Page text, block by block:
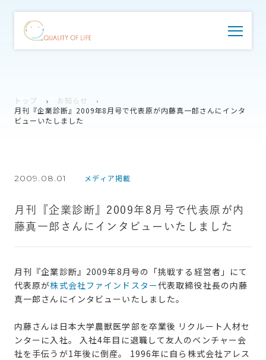
トップ
お知らせ
月刊『企業診断』2009年8月号で代表原が内藤真一郎さんにインタ
ビューいたしました
2009.08.01 メディア掲載
月刊『企業診断』2009年8月号で代表原が内
藤真一郎さんにインタビューいたしました
月刊『企業診断』2009年8月号の「挑戦する経営者」にて
代表原が株式会社ファインドスター代表取締役社長の内藤
真一郎さんにインタビューいたしました。
内藤さんは日本大学農獣医学部を卒業後 リクルート人材セ
ンターに入社。 入社4年目に退職して友人のベンチャー会
社を手伝うが1年後に倒産。 1996年に自ら株式会社アレス